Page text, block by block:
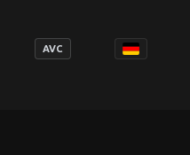
AVC